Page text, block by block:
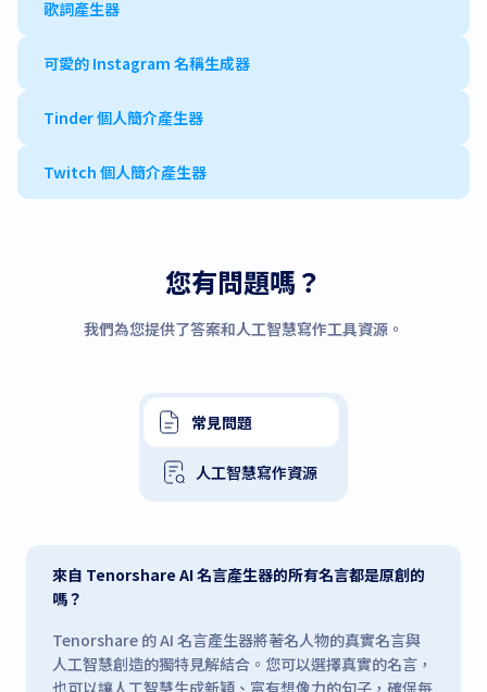
歌詞產生器
可愛的 Instagram 名稱生成器
Tinder 個人簡介產生器
Twitch 個人簡介產生器
您有問題嗎？
我們為您提供了答案和人工智慧寫作工具資源。
常見問題
人工智慧寫作資源
來自 Tenorshare AI 名言產生器的所有名言都是原創的
嗎？
Tenorshare 的 AI 名言產生器將著名人物的真實名言與
人工智慧創造的獨特見解結合。您可以選擇真實的名言，
也可以讓人工智慧生成新穎、富有想像力的句子，確保每